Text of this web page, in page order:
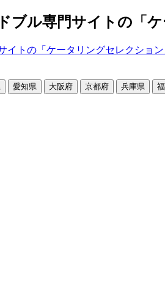
ブル専門サイトの「
愛知県 大阪府 京都府 兵庫県